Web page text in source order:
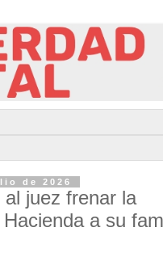
de 2026
juez frenar la
a su